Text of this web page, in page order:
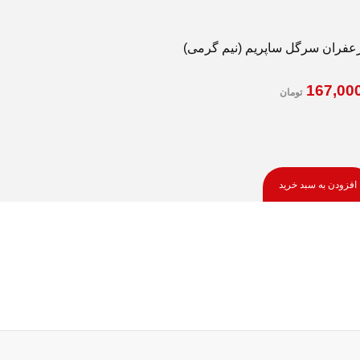
سرگل ساپریم (نیم گرمی)
تومان
افزودن به سبد خرید